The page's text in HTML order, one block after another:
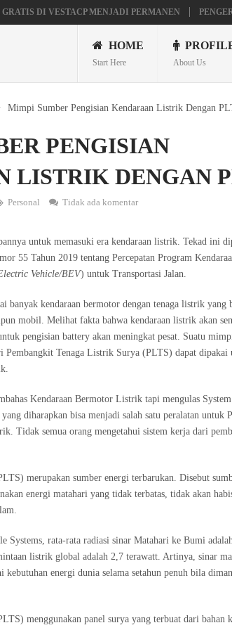
DI VESTACP MENJADI PERMANEN
HP PAVILION X360
HOME
Start Here About Us
Mimpi Sumber Pengisian Kendaraan Listrik Dengan
PENGISIAN
LISTRIK DENGAN
Personal Tidak ada komentar
untuk memasuki era kendaraan listrik. Tekad ini
55 Tahun 2019 tentang Percepatan Program
Vehicle/BEV) untuk Transportasi Jalan.
banyak kendaraan bermotor dengan tenaga listrik yang
mobil. Melihat fakta bahwa kendaraan listrik akan
pengisian battery akan meningkat pesat. Suatu
Pembangkit Tenaga Listrik Surya (PLTS) dapat dipakai
Kendaraan Bermotor Listrik tapi mengulas
diharapkan bisa menjadi salah satu peralatan untuk
Tidak semua orang mengetahui sistem kerja dari
merupakan sumber energi terbarukan. Disebut
energi matahari yang tidak terbatas, tidak akan
Systems, rata-rata radiasi sinar Matahari ke Bumi
listrik global adalah 2,7 terawatt. Artinya, sinar
kebutuhan energi dunia selama setahun penuh bila
menggunakan panel surya yang terbuat dari bahan